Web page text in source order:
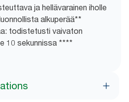
ja hellävarainen iholle
alkuperää**
todistetusti vaivaton
10 sekunnissa ****